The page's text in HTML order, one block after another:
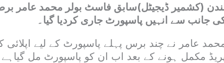
(کشمیر ڈیجیٹل)سابق فاسٹ بولر محمد عامر
جانب سے انہیں پاسپورٹ جاری کردیا گیا۔
عامر نے چند برس پہلے پاسپورٹ کے لیے اپلائی
مکمل ہونے کے بعد اب ان کو پاسپورٹ مل گیاہے